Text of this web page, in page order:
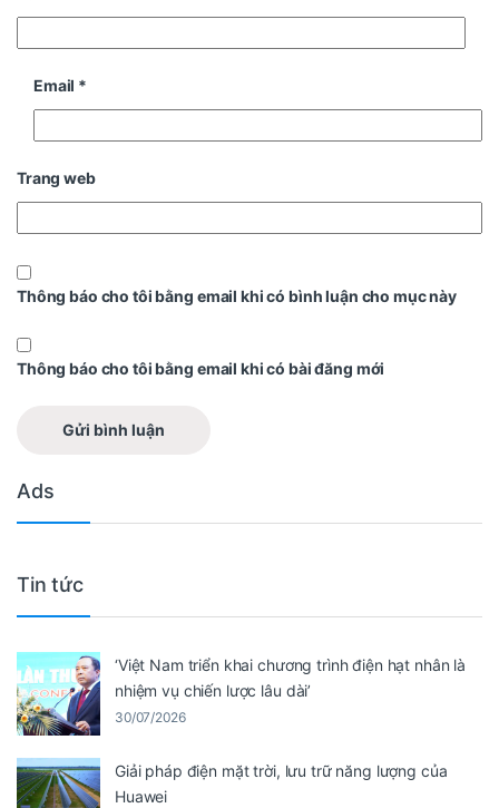
Email *
Trang web
Thông báo cho tôi bằng email khi có bình luận cho mục này
Thông báo cho tôi bằng email khi có bài đăng mới
Ads
Tin tức
‘Việt Nam triển khai chương trình điện hạt nhân là
nhiệm vụ chiến lược lâu dài’
30/07/2026
Giải pháp điện mặt trời, lưu trữ năng lượng của
Huawei